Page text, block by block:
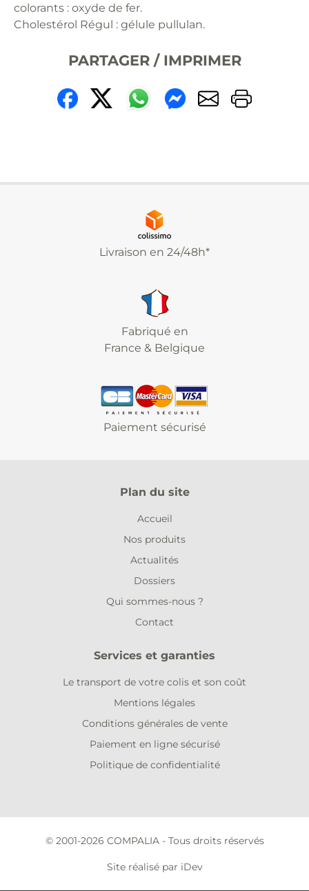
colorants : oxyde de fer.
Cholestérol Régul : gélule pullulan.
PARTAGER / IMPRIMER
Livraison en 24/48h*
Fabriqué en
France & Belgique
Paiement sécurisé
Plan du site
Accueil
Nos produits
Actualités
Dossiers
Qui sommes-nous ?
Contact
Services et garanties
Le transport de votre colis et son coût
Mentions légales
Conditions générales de vente
Paiement en ligne sécurisé
Politique de confidentialité
© 2001-2026 COMPALIA - Tous droits réservés
Site réalisé par iDev